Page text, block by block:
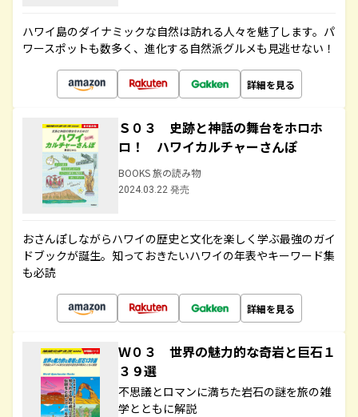
ハワイ島のダイナミックな自然は訪れる人々を魅了します。パ
ワースポットも数多く、進化する自然派グルメも見逃せない！
詳細を見る
Ｓ０３ 史跡と神話の舞台をホロホ
ロ！ ハワイカルチャーさんぽ
BOOKS 旅の読み物
2024.03.22 発売
おさんぽしながらハワイの歴史と文化を楽しく学ぶ最強のガイ
ドブックが誕生。知っておきたいハワイの年表やキーワード集
も必読
詳細を見る
Ｗ０３ 世界の魅力的な奇岩と巨石１
３９選
不思議とロマンに満ちた岩石の謎を旅の雑
学とともに解説